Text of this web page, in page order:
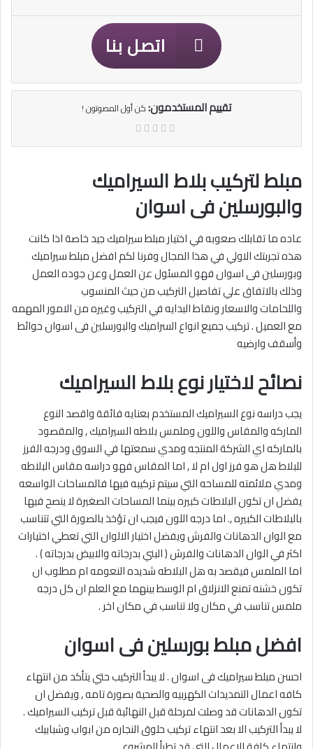
اتصل بنا
تقييم المستخدمون:كن أول المصوتون !
مبلط لتركيب بلاط السيراميك
والبورسلين فى اسوان
عاده ما تقابلك صعوبه في اختيار مبلط سيراميك جيد خاصة اذا كانت
هذه تجربتك الاولي في هذا المجال وفرنا لكم افضل مبلط سيراميك
وبورسلين فى اسوان فهو المسئول عن العمل وعن جوده العمل
وذلك بالاتفاق علي تفاصيل التركيب من حيث المنسوب
واللحامات والاسعار ونقاط البدايه في التركيب وغيره من الامور المهمه
مع العميل . تركيب جميع انواع السراميك والبورسلين فى اسوان حوائط
وأسقف وارضيه‎
نصائح لاختيار نوع بلاط السيراميك
يجب دراسه نوع السيراميك المستخدم بعنايه فائقة واقصد النوع
الماركه والمقاس واللون وملمس بلاطه السيراميك , والمقصود
بالماركه اي الشركة المنتجه ومدي سمعتها في السوق ودرجه الفرز
للبلاط هل هو فرز اول ام لا , اما المقاس فهو دراسه مقاس البلاطه
ومدي ملائمته للمساحه التي سيتم تركيبه فيها فالمساحات الواسعه
يفضل ان تكون البلاطات كبيره بينما المساحات الصغيرة لا ينصح فيها
بالبلاطات الكبيره ,. اما درجه اللون فيجب ان تؤخذ بالصورة التي تتناسب
مع الوان الدهانات والفرش ويفضل اختيار الالوان التي تعطي اختيارات
اكثر في الوان الدهانات والفرش ( البني بدرجاته والابيض بدرجاته ) .
اما الملمس فيقصد به هل البلاطه شديده النعومه ام مطلوب ان
تكون خشنه تمنع الانزلاق ام الوسط بينهما مع العلم ان كل درجه
ملمس تناسب في مكان ولا تناسب في مكان اخر .
افضل مبلط بورسلين فى اسوان
احسن مبلط سيراميك فى اسوان . لا يبدأ التركيب حتي يتأكد من انتهاء
كافه اعمال التمديدات الكهربيه والصحية بصورة تامه , ويفضل ان
تكون الدهانات قد وصلت لمرحلة قبل النهائية قبل تركيب السيراميك .
لا يبدأ التركيب الا بعد انتهاء تركيب حلوق النجاره من ابواب وشبابيك